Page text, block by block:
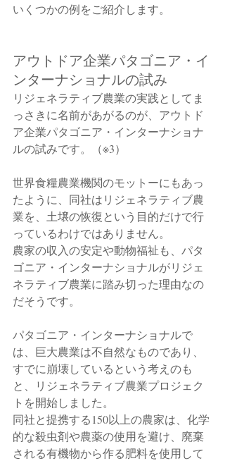
いくつかの例をご紹介します。
アウトドア企業パタゴニア・イ
ンターナショナルの試み
リジェネラティブ農業の実践としてま
っさきに名前があがるのが、アウトド
ア企業パタゴニア・インターナショナ
ルの試みです。（※3）
世界食糧農業機関のモットーにもあっ
たように、同社はリジェネラティブ農
業を、土壌の恢復という目的だけで行
っているわけではありません。
農家の収入の安定や動物福祉も、パタ
ゴニア・インターナショナルがリジェ
ネラティブ農業に踏み切った理由なの
だそうです。
パタゴニア・インターナショナルで
は、巨大農業は不自然なものであり、
すでに崩壊しているという考えのも
と、リジェネラティブ農業プロジェク
トを開始しました。
同社と提携する150以上の農家は、化学
的な殺虫剤や農薬の使用を避け、廃棄
される有機物から作る肥料を使用して